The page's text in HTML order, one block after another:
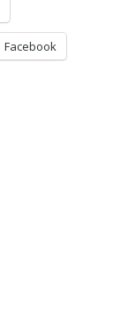
Facebook